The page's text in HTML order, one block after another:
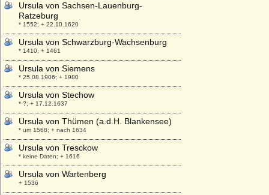
Ursula von Sachsen-Lauenburg-
Ratzeburg
* 1552; + 22.10.1620
Ursula von Schwarzburg-Wachsenburg
* 1410; + 1461
Ursula von Siemens
* 25.08.1906; + 1980
Ursula von Stechow
* ?; + 17.12.1637
Ursula von Thümen (a.d.H. Blankensee)
* um 1568; + nach 1634
Ursula von Tresckow
* keine Daten; + 1616
Ursula von Wartenberg
+ 1536